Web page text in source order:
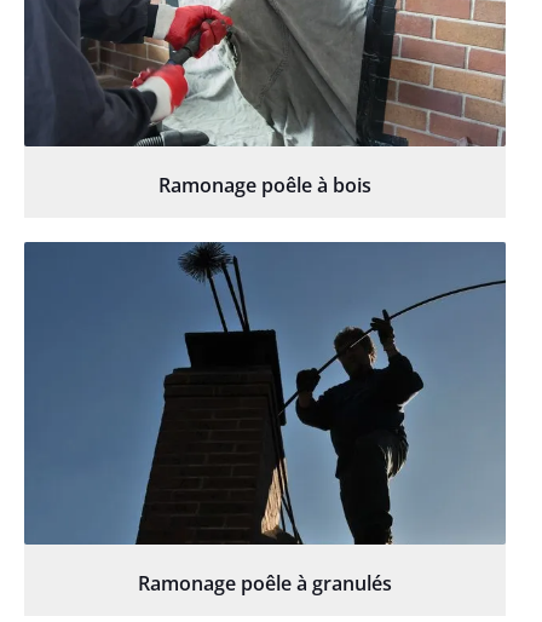
Ramonage poêle à bois
Ramonage poêle à granulés